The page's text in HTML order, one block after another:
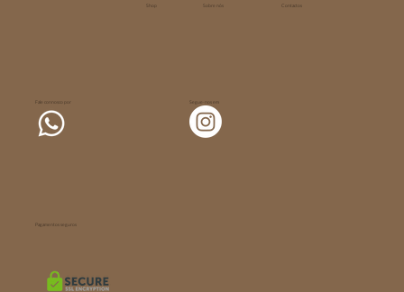
Shop Sobre nós Contactos
Segue-nos em
Fale connosco por
Pagamentos seguros